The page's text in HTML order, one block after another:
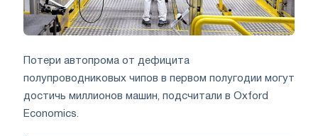
Потери автопрома от дефицита
полупроводниковых чипов в первом полугодии могут
достичь миллионов машин, подсчитали в Oxford
Economics.